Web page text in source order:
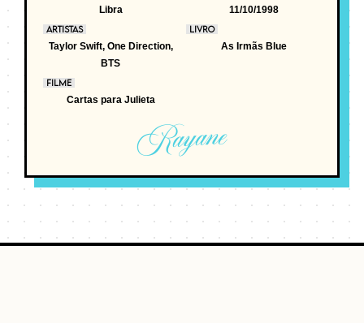
Libra 11/10/1998
ARTISTAS
Taylor Swift, One Direction,
BTS
LIVRO
As Irmãs Blue
FILME
Cartas para Julieta
Rayane